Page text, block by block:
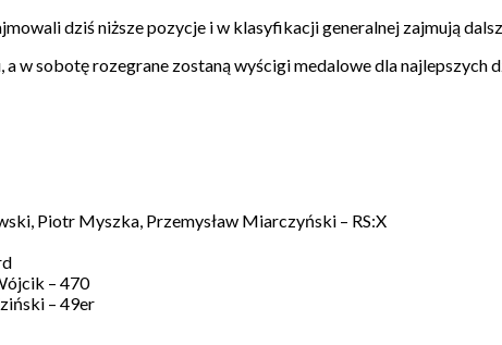
dziś niższe pozycje i w klasyfikacji generalnej zajmują
a w sobotę rozegrane zostaną wyścigi medalowe dla
Piotr Myszka, Przemysław Miarczyński – RS:X
– 470
– 49er